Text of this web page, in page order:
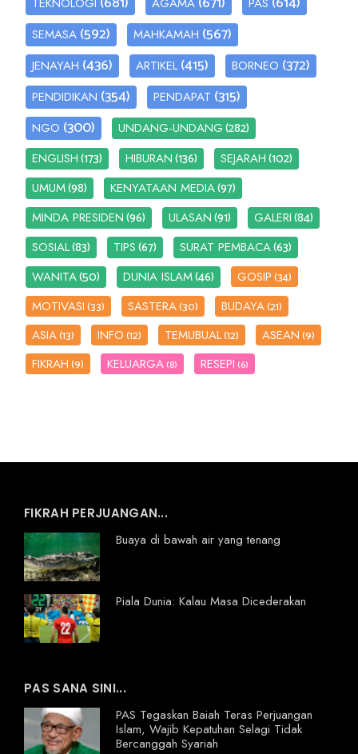
SEMASA (592) MAHKAMAH (567)
JENAYAH (436) ARTIKEL (415) BORNEO (372)
PENDIDIKAN (354) PENDAPAT (315)
NGO (300) UNDANG-UNDANG(282)
ENGLISH(173) HIBURAN(136) SEJARAH(102)
UMUM(98) KENYATAAN MEDIA(97)
MINDA PRESIDEN(96) ULASAN(91) GALERI(84)
SOSIAL(83) TIPS(67) SURAT PEMBACA(63)
WANITA(50) DUNIA ISLAM(46) GOSIP(34)
MOTIVASI(33) SASTERA(30) BUDAYA(21)
ASIA(13) INFO(12) TEMUBUAL(12) ASEAN(9)
FIKRAH(9) KELUARGA (8) RESEPI (6)
FIKRAH PERJUANGAN...
Buaya di bawah air yang tenang
Piala Dunia: Kalau Masa Dicederakan
PAS SANA SINI...
PAS Tegaskan Baiah Teras Perjuangan
Islam, Wajib Kepatuhan Selagi Tidak
Bercanggah Syariah